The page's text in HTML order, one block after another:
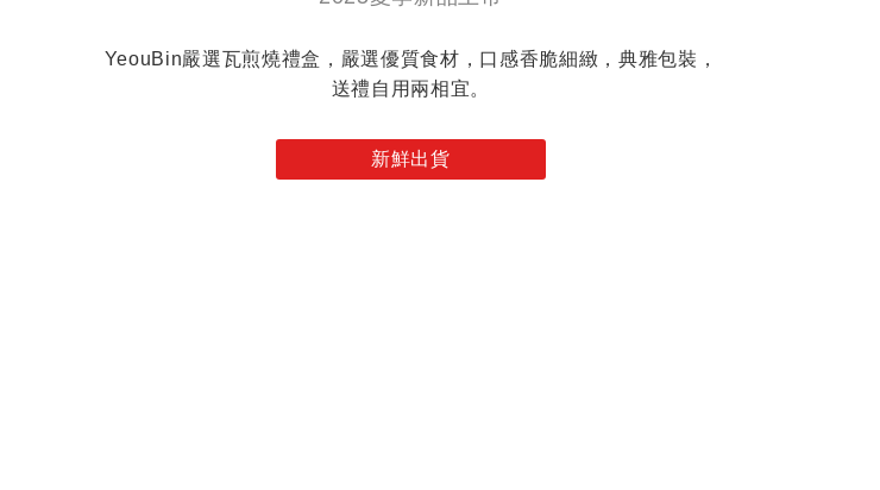
YeouBin嚴選瓦煎燒禮盒，嚴選優質食材，口感香脆細緻，典雅包裝，
送禮自用兩相宜。
新鮮出貨